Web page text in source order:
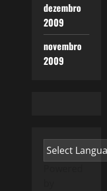
dezembro
2009
novembro
2009